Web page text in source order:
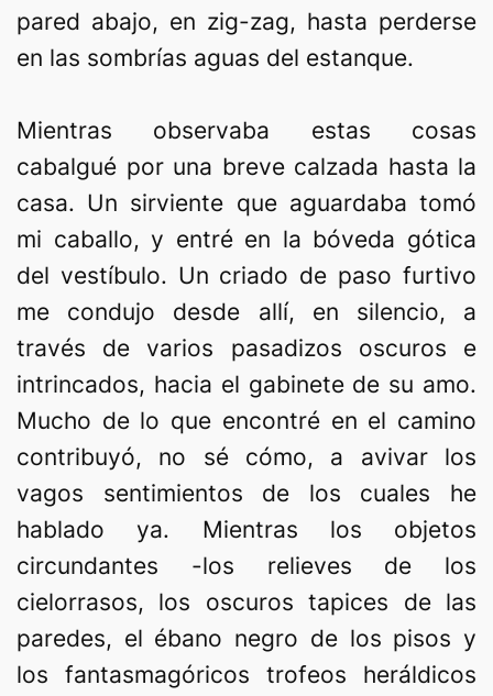
pared abajo, en zig-zag, hasta perderse
en las sombrías aguas del estanque.
Mientras observaba estas cosas
cabalgué por una breve calzada hasta la
casa. Un sirviente que aguardaba tomó
mi caballo, y entré en la bóveda gótica
del vestíbulo. Un criado de paso furtivo
me condujo desde allí, en silencio, a
través de varios pasadizos oscuros e
intrincados, hacia el gabinete de su amo.
Mucho de lo que encontré en el camino
contribuyó, no sé cómo, a avivar los
vagos sentimientos de los cuales he
hablado ya. Mientras los objetos
circundantes -los relieves de los
cielorrasos, los oscuros tapices de las
paredes, el ébano negro de los pisos y
los fantasmagóricos trofeos heráldicos